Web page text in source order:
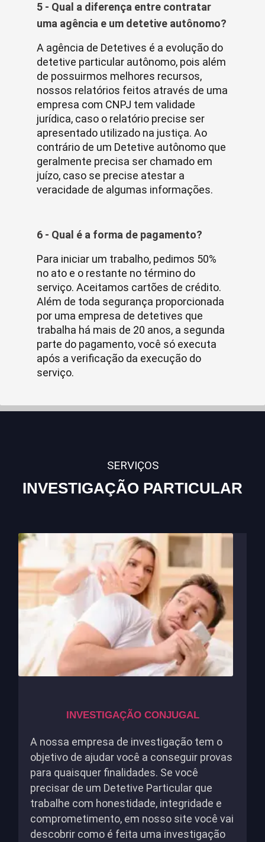
5 - Qual a diferença entre contratar
uma agência e um detetive autônomo?
A agência de Detetives é a evolução do
detetive particular autônomo, pois além
de possuirmos melhores recursos,
nossos relatórios feitos através de uma
empresa com CNPJ tem validade
jurídica, caso o relatório precise ser
apresentado utilizado na justiça. Ao
contrário de um Detetive autônomo que
geralmente precisa ser chamado em
juízo, caso se precise atestar a
veracidade de algumas informações.
6 - Qual é a forma de pagamento?
Para iniciar um trabalho, pedimos 50%
no ato e o restante no término do
serviço. Aceitamos cartões de crédito.
Além de toda segurança proporcionada
por uma empresa de detetives que
trabalha há mais de 20 anos, a segunda
parte do pagamento, você só executa
após a verificação da execução do
serviço.
SERVIÇOS
INVESTIGAÇÃO PARTICULAR
INVESTIGAÇÃO CONJUGAL
A nossa empresa de investigação tem o
objetivo de ajudar você a conseguir provas
para quaisquer finalidades. Se você
precisar de um Detetive Particular que
trabalhe com honestidade, integridade e
comprometimento, em nosso site você vai
descobrir como é feita uma investigação